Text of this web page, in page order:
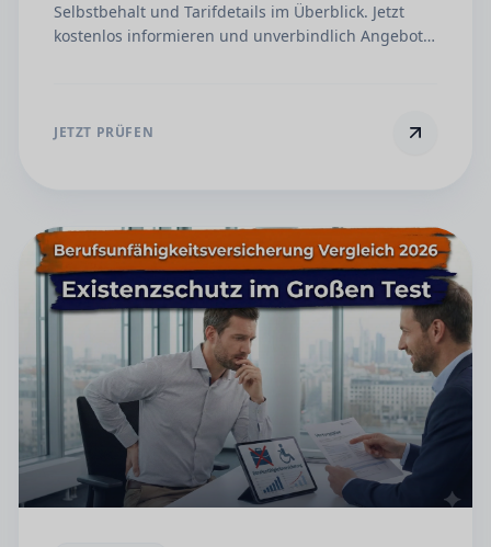
Selbstbehalt und Tarifdetails im Überblick. Jetzt
kostenlos informieren und unverbindlich Angebot
JETZT PRÜFEN